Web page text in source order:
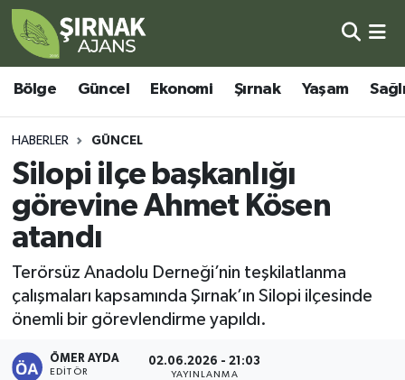
Bölge Güncel Ekonomi Şırnak Yaşam
HABERLER GÜNCEL
Silopi ilçe başkanlığı
görevine Ahmet Kösen
atandı
Terörsüz Anadolu Derneği’nin teşkilatlanma
çalışmaları kapsamında Şırnak’ın Silopi ilçesinde
önemli bir görevlendirme yapıldı.
ÖMER AYDA
EDITÖR
02.06.2026 - 21:03
YAYINLANMA
Bölge
Güncel
Ekonomi
Şırnak
Yaşam
Sağlık
Şırnak Nöbetçi Eczaneler
Şırnak Hava Durumu
Şirnak Namaz Vakitleri
Şırnak Trafik Yoğunluk Haritası
Süper Lig Puan Durumu ve Fikstür
Tüm Manşetler